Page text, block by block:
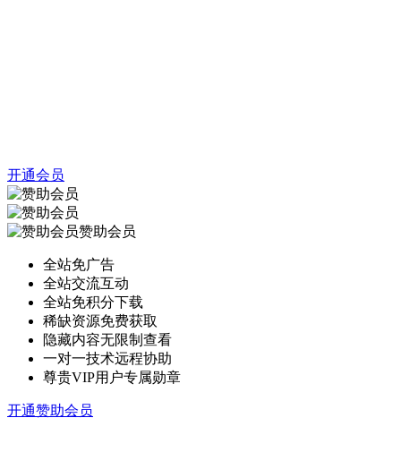
开通会员
赞助会员
全站免广告
全站交流互动
全站免积分下载
稀缺资源免费获取
隐藏内容无限制查看
一对一技术远程协助
尊贵VIP用户专属勋章
开通赞助会员